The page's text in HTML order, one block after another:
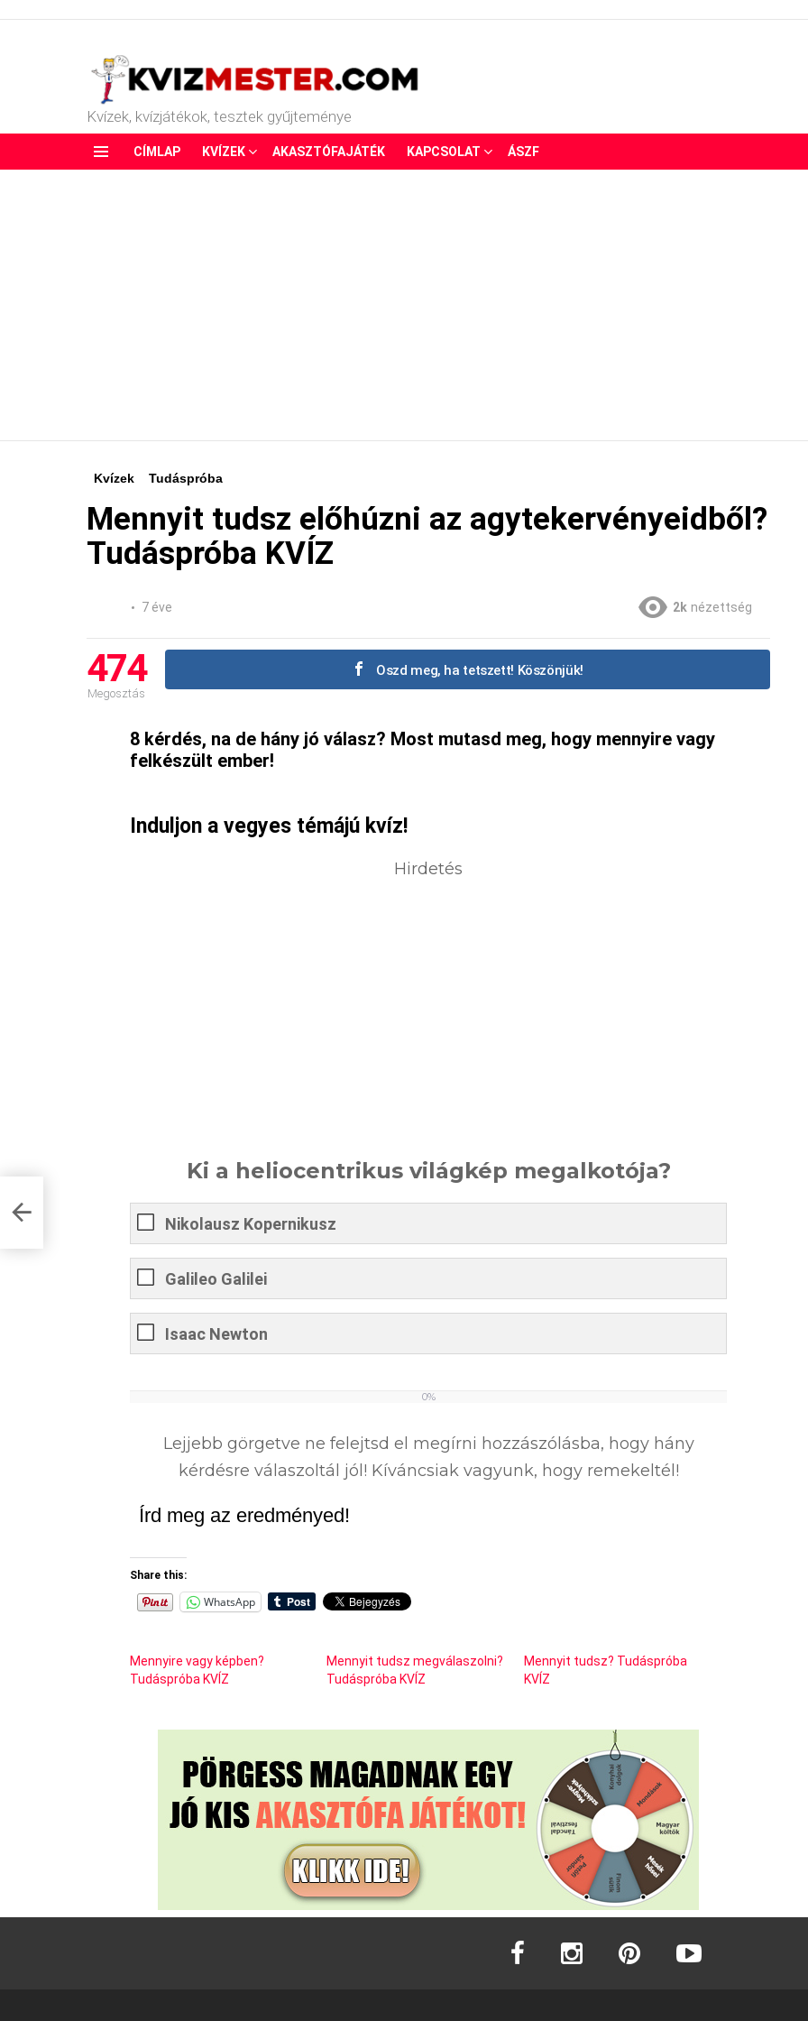
Kvízek, kvízjátékok, tesztek gyűjteménye
CÍMLAP KVÍZEK AKASZTÓFAJÁTÉK KAPCSOLAT ÁSZF
Kvízek Tudáspróba
Mennyit tudsz előhúzni az agytekervényeidből?
Tudáspróba KVÍZ
7 éve 2k nézettség
474
Megosztás
Oszd meg, ha tetszett! Köszönjük!
8 kérdés, na de hány jó válasz? Most mutasd meg, hogy mennyire vagy
felkészült ember!
Induljon a vegyes témájú kvíz!
Hirdetés
Ki a heliocentrikus világkép megalkotója?
Nikolausz Kopernikusz
Galileo Galilei
Isaac Newton
0%
Lejjebb görgetve ne felejtsd el megírni hozzászólásba, hogy hány
kérdésre válaszoltál jól! Kíváncsiak vagyunk, hogy remekeltél!
Írd meg az eredményed!
Share this:
WhatsApp
Mennyire vagy képben?
Tudáspróba KVÍZ
Mennyit tudsz megválaszolni?
Tudáspróba KVÍZ
Mennyit tudsz? Tudáspróba
KVÍZ
facebook instagram